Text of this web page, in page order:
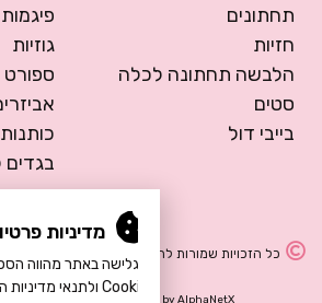
תחתונים
חזיות
הלבשה תחתונה לכלה
סטים
בייבי דול
פיגמות
גוזיות
ספורט
בגדים
כל הזכויות שמורות להרמוסה – הלבשה תחתונה
Development byAlphaNetX
מדיניות
הגלישה באתר מהווה
Cookie ולתנאי מדיניות הפרטיות.